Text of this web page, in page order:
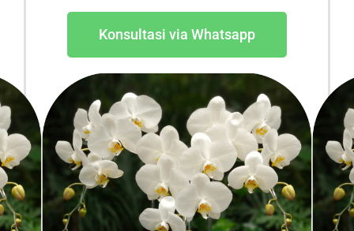
Konsultasi via Whatsapp